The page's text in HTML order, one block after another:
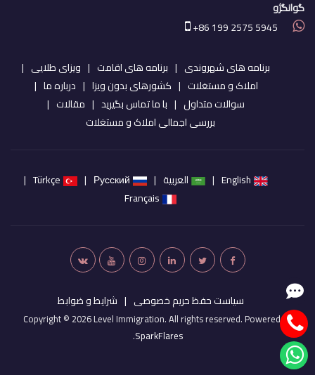
گوانگژو
+86 199 2575 5945
برنامه های شهروندی برنامه های اقامت
ویزای طلایی
املاک و مستغلات
کشورهای بدون ویزا
درباره ما
سوالات متداول
با ما تماس بگیرید
مقالات
بررسی اجمالی املاک و مستغلات
English العربية Русский
Türkçe
Français
سیاست حفظ حریم خصوصی شرایط و ضوابط
Copyright © 2026 Level Immigration. All rights reserved. Powered by
SparkFlares
.